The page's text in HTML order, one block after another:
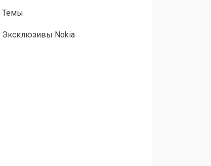
Темы
Эксклюзивы Nokia